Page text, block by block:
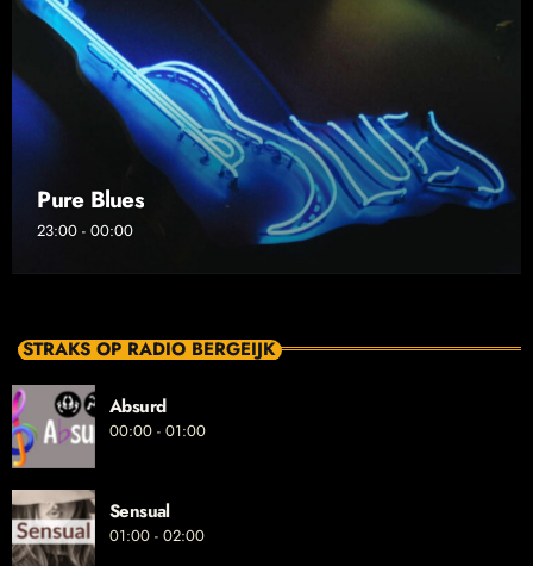
Pure Blues
23:00 - 00:00
STRAKS OP RADIO BERGEIJK
Absurd
00:00 - 01:00
Sensual
01:00 - 02:00